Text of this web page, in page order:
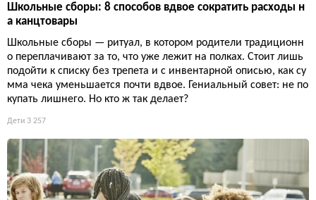
Школьные сборы: 8 способов вдвое сократить расходы н
а канцтовары
Школьные сборы — ритуал, в котором родители традиционн
о переплачивают за то, что уже лежит на полках. Стоит лишь
подойти к списку без трепета и с инвентарной описью, как су
мма чека уменьшается почти вдвое. Гениальный совет: не по
купать лишнего. Но кто ж так делает?
Дети 3 257